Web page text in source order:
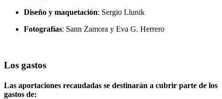
Diseño y maquetación: Sergio Llunik
Fotografías: Sann Zamora y Eva G. Herrero
Los gastos
Las aportaciones recaudadas se destinarán a cubrir parte de los
gastos de: